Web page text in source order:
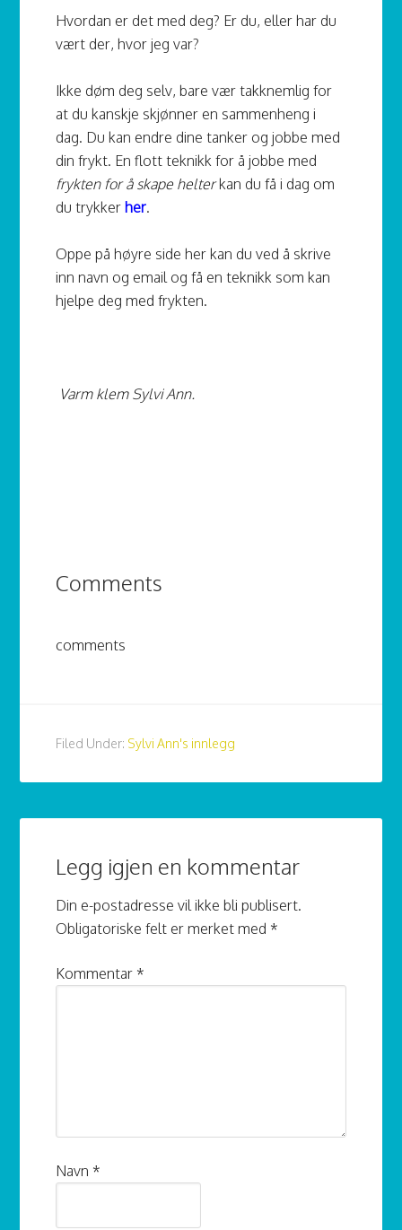
Hvordan er det med deg? Er du, eller har du
vært der, hvor jeg var?
Ikke døm deg selv, bare vær takknemlig for
at du kanskje skjønner en sammenheng i
dag. Du kan endre dine tanker og jobbe med
din frykt. En flott teknikk for å jobbe med
frykten for å skape helterkan du få i dag om
du trykker her.
Oppe på høyre side her kan du ved å skrive
inn navn og email og få en teknikk som kan
hjelpe deg med frykten.
Varm klem Sylvi Ann.
Comments
comments
Filed Under: Sylvi Ann's innlegg
Legg igjen en kommentar
Din e-postadresse vil ikke bli publisert.
Obligatoriske felt er merket med *
Kommentar *
Navn *